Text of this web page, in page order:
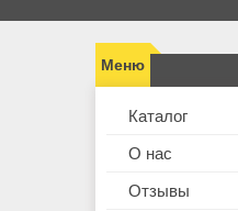
Каталог
О нас
Отзывы